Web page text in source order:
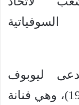
السوفياتية
ليوبوف
فيدوروفنا ريشيتنيكوفا (1943)، وهي فنانة